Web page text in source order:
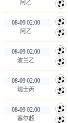
阿乙
08-09 02:00
阿乙
08-09 02:00
波兰乙
08-09 02:00
瑞士丙
08-09 02:00
塞尔超